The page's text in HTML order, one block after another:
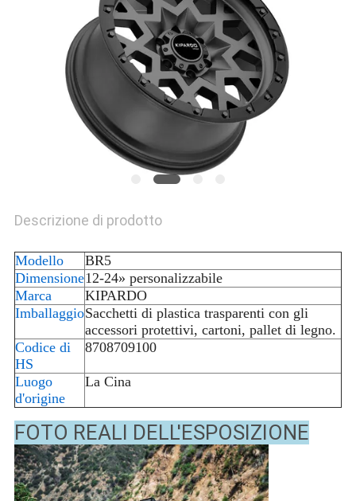
PRIVACY
POLICY
Descrizione di prodotto
Modello
BR5
Dimensione12-24» personalizzabile
Marca
KIPARDO
ImballaggioSacchetti di plastica trasparenti con gli
accessori protettivi, cartoni, pallet di legno.
Codice di
HS
8708709100
Luogo
d'origine
La Cina
FOTO REALI DELL'ESPOSIZIONE